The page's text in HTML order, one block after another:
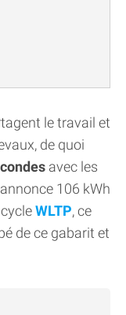
le travail et
de quoi
avec les
106 kWh
WLTP, ce
de ce gabarit et